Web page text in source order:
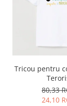
Tricou pentru
80,33
24,10